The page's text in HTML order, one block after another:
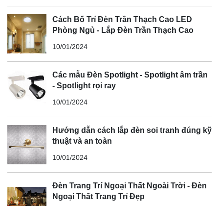
Cách Bố Trí Đèn Trần Thạch Cao LED
Phòng Ngủ - Lắp Đèn Trần Thạch Cao
10/01/2024
Các mẫu Đèn Spotlight - Spotlight âm trần
- Spotlight rọi ray
10/01/2024
Hướng dẫn cách lắp đèn soi tranh đúng kỹ
thuật và an toàn
10/01/2024
Đèn Trang Trí Ngoại Thất Ngoài Trời - Đèn
Ngoại Thất Trang Trí Đẹp